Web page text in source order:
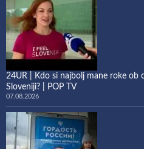
24UR | Kdo si najbolj mane roke ob
Sloveniji? | POP TV
07.08.2026